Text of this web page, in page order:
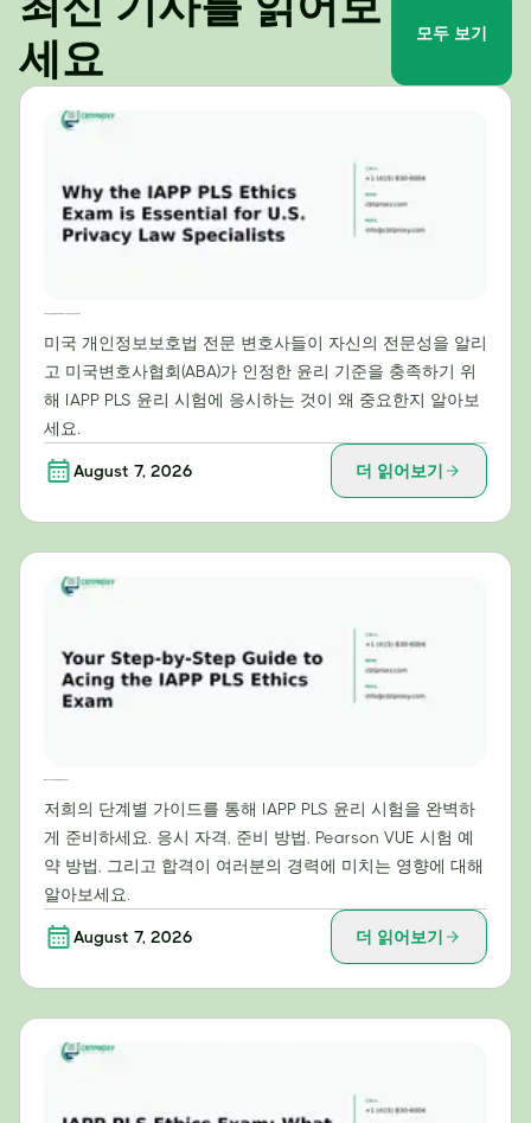
세요
모두 보기
미국 개인정보보호법 전문 변호사들이 자신의 전문성을 알리
고 미국변호사협회(ABA)가 인정한 윤리 기준을 충족하기 위
해 IAPP PLS 윤리 시험에 응시하는 것이 왜 중요한지 알아보
세요.
August 7, 2026 더 읽어보기
저희의 단계별 가이드를 통해 IAPP PLS 윤리 시험을 완벽하
게 준비하세요. 응시 자격, 준비 방법, Pearson VUE 시험 예
약 방법, 그리고 합격이 여러분의 경력에 미치는 영향에 대해
알아보세요.
August 7, 2026 더 읽어보기